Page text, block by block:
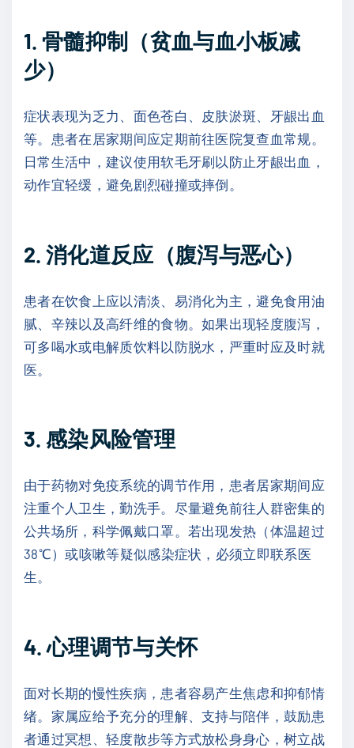
1. 骨髓抑制（贫血与血小板减
少）
症状表现为乏力、面色苍白、皮肤淤斑、牙龈出血
等。患者在居家期间应定期前往医院复查血常规。
日常生活中，建议使用软毛牙刷以防止牙龈出血，
动作宜轻缓，避免剧烈碰撞或摔倒。
2. 消化道反应（腹泻与恶心）
患者在饮食上应以清淡、易消化为主，避免食用油
腻、辛辣以及高纤维的食物。如果出现轻度腹泻，
可多喝水或电解质饮料以防脱水，严重时应及时就
医。
3. 感染风险管理
由于药物对免疫系统的调节作用，患者居家期间应
注重个人卫生，勤洗手。尽量避免前往人群密集的
公共场所，科学佩戴口罩。若出现发热（体温超过
38℃）或咳嗽等疑似感染症状，必须立即联系医
生。
4. 心理调节与关怀
面对长期的慢性疾病，患者容易产生焦虑和抑郁情
绪。家属应给予充分的理解、支持与陪伴，鼓励患
者通过冥想、轻度散步等方式放松身身心，树立战